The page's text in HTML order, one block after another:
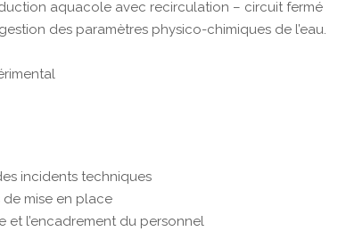
aquacole avec recirculation – circuit fermé
des paramètres physico-chimiques de l’eau.
incidents techniques
mise en place
et l’encadrement du personnel